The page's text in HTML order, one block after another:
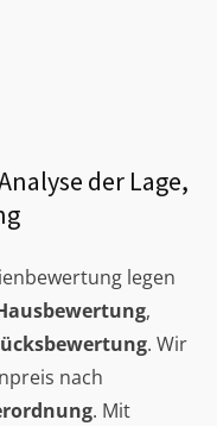
der Lage,
legen
,
. Wir
nach
. Mit